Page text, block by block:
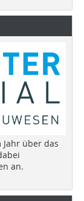
über das
an.